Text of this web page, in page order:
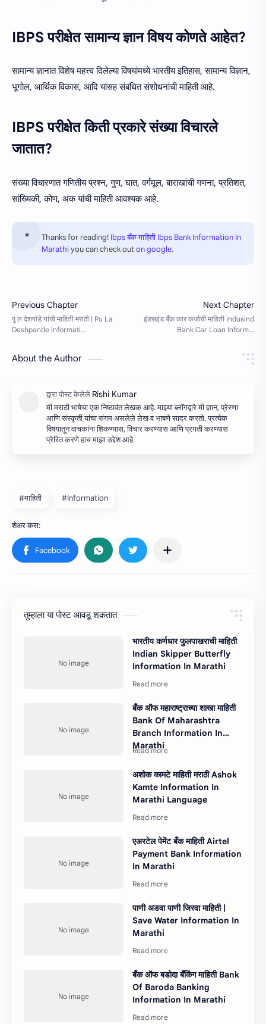
IBPS परीक्षेत सामान्य ज्ञान विषय कोणते आहेत?
सामान्य ज्ञानात विशेष महत्त्व दिलेल्या विषयांमध्ये भारतीय इतिहास, सामान्य विज्ञान,
भूगोल, आर्थिक विकास, आदि यांसह संबंधित संशोधनांची माहिती आहे.
IBPS परीक्षेत किती प्रकारे संख्या विचारले
जातात?
संख्या विचारणात गणितीय प्रश्न, गुण, घात, वर्गमूल, बाराखांची गणना, प्रतिशत,
सांख्यिकी, कोण, अंक यांची माहिती आवश्यक आहे.
Thanks for reading! Ibps बँक माहिती Ibps Bank Information In
Marathiyou can check outon google.
About the Author
मी मराठी भाषेचा एक निष्ठावंत लेखक आहे. माझ्या ब्लॉगद्वारे मी ज्ञान, प्रेरणा
आणि संस्कृती यांचा संगम असलेले लेख व भाषणे सादर करतो. प्रत्येक
विषयातून वाचकांना शिकण्यास, विचार करण्यास आणि प्रगती करण्यास
प्रेरित करणे हाच माझा उद्देश आहे.
#माहिती #Information
तुम्‍हाला या पोस्‍ट आवडू शकतात
भारतीय कर्णधार फुलपाखराची माहिती
Indian Skipper Butterfly
Information In Marathi
बँक ऑफ महाराष्ट्राच्या शाखा माहिती
Bank Of Maharashtra
Branch Information In
Marathi
अशोक कामटे माहिती मराठी Ashok
Kamte Information In
Marathi Language
एअरटेल पेमेंट बँक माहिती Airtel
Payment Bank Information
In Marathi
पाणी अडवा पाणी जिरवा माहिती |
Save Water Information In
Marathi
बँक ऑफ बडोदा बँकिंग माहिती Bank
Of Baroda Banking
Information In Marathi